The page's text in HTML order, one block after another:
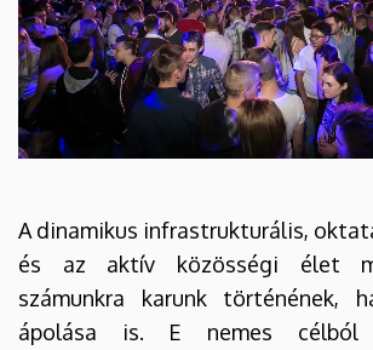
A dinamikus infrastrukturális,
és az aktív közösségi élet
számunkra karunk történének,
ápolása is. E nemes célból